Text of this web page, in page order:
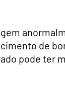
de
pode ter